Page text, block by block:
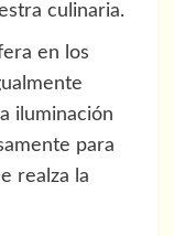
culinaria.
en los
iluminación
para
realza la